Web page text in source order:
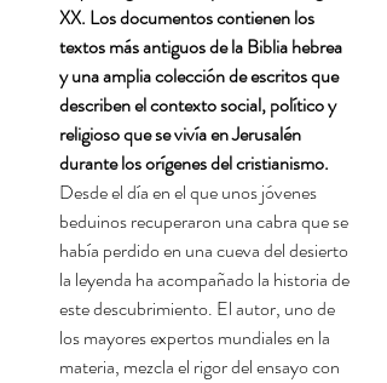
XX. Los documentos contienen los
textos más antiguos de la Biblia hebrea
y una amplia colección de escritos que
describen el contexto social, político y
religioso que se vivía en Jerusalén
durante los orígenes del cristianismo.
Desde el día en el que unos jóvenes
beduinos recuperaron una cabra que se
había perdido en una cueva del desierto
la leyenda ha acompañado la historia de
este descubrimiento. El autor, uno de
los mayores expertos mundiales en la
materia, mezcla el rigor del ensayo con